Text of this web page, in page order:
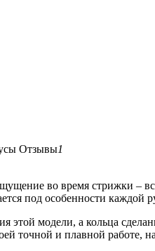
Отзывы1
во время стрижки –
под особенности
этой модели, а кольца
точной и плавной